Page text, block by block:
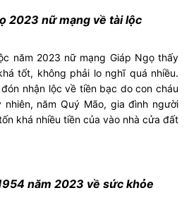
2023 nữ mạng về tài lộc
năm 2023 nữ mạng Giáp Ngọ thấy
tốt, không phải lo nghĩ quá nhiều.
nhận lộc về tiền bạc do con cháu
nhiên, năm Quý Mão, gia đình người
khá nhiều tiền của vào nhà cửa đất
năm 2023 về sức khỏe